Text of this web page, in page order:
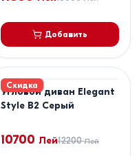
Добавить
Скидка
Угловой диван Elegant
Style B2 Серый
10700 Лей12200 Лей